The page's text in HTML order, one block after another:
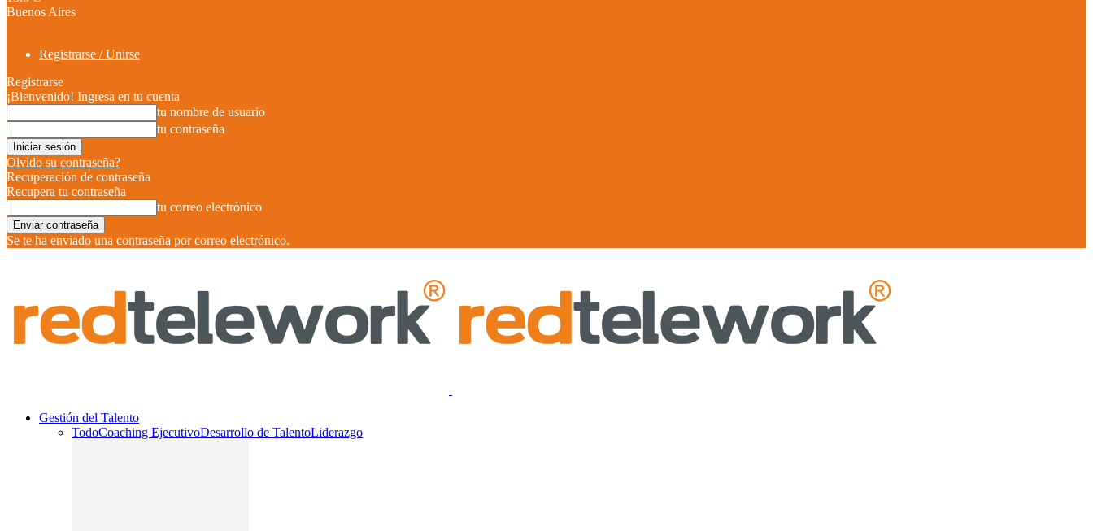
Buenos Aires
Registrarse / Unirse
Registrarse
¡Bienvenido! Ingresa en tu cuenta
tu nombre de usuario
tu contraseña
Olvido su contraseña?
Recuperación de contraseña
Recupera tu contraseña
tu correo electrónico
Se te ha enviado una contraseña por correo electrónico.
Gestión del Talento
TodoCoaching EjecutivoDesarrollo de TalentoLiderazgo